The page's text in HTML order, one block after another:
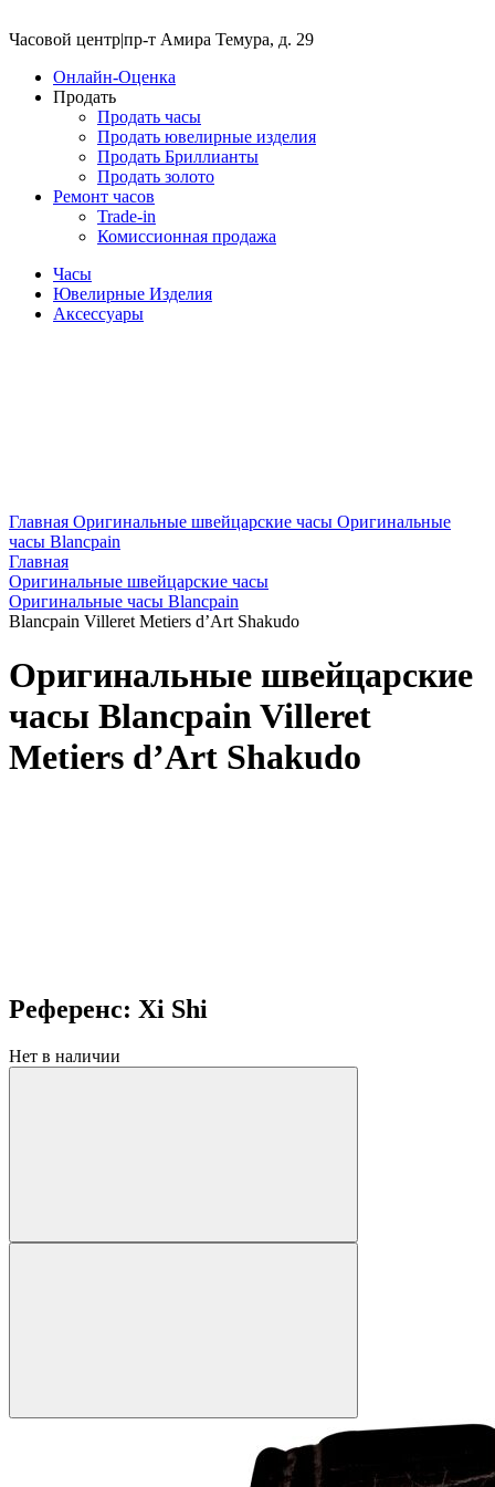
Часовой центр|пр-т Амира Темура, д. 29
Онлайн-Оценка
Продать
Продать часы
Продать ювелирные изделия
Продать Бриллианты
Продать золото
Ремонт часов
Trade-in
Комиссионная продажа
Часы
Ювелирные Изделия
Аксессуары
Главная Оригинальные швейцарские часы Оригинальные
часы Blancpain
Главная
Оригинальные швейцарские часы
Оригинальные часы Blancpain
Blancpain Villeret Metiers d’Art Shakudo
Оригинальные швейцарские
часы Blancpain Villeret
Metiers d’Art Shakudo
Референс: Xi Shi
Нет в наличии